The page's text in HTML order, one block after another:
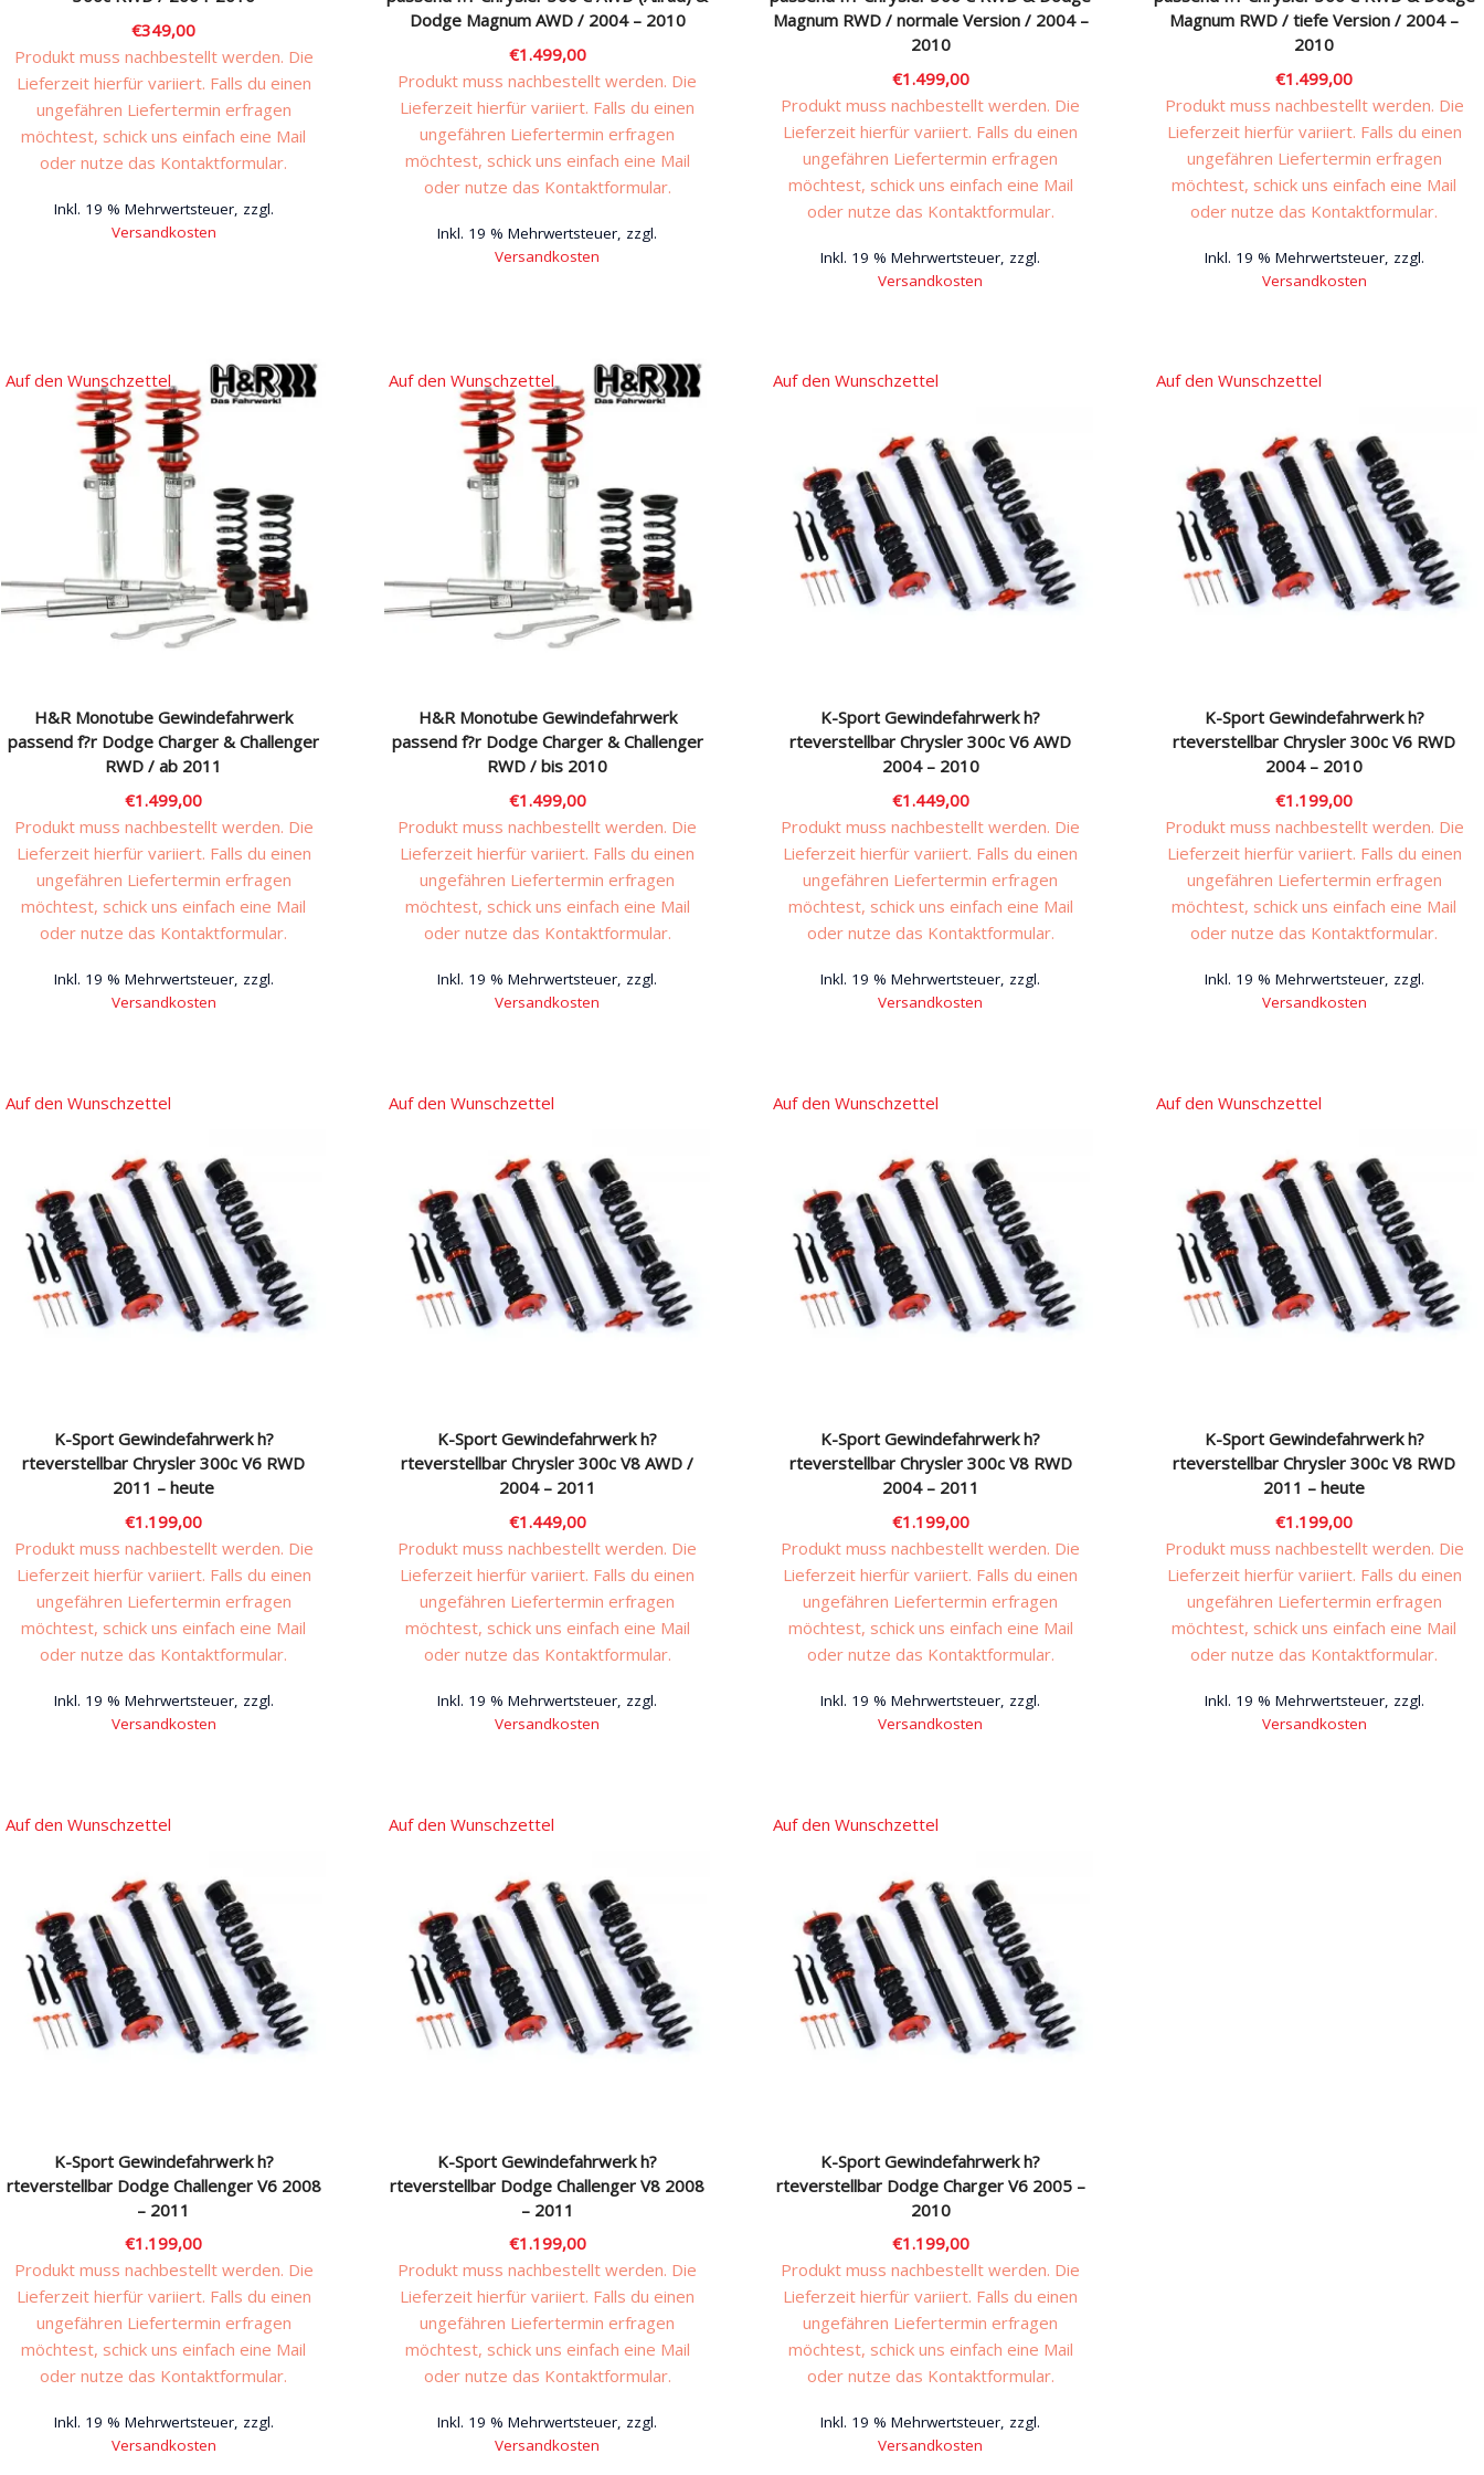
€349,00
Produkt muss nachbestellt werden. Die
Lieferzeit hierfür variiert. Falls du einen
ungefähren Liefertermin erfragen
möchtest, schick uns einfach eine Mail
oder nutze das Kontaktformular.
Inkl. 19 % Mehrwertsteuer, zzgl.
Versandkosten
Dodge Magnum AWD / 2004 – 2010
€1.499,00
Produkt muss nachbestellt werden. Die
Lieferzeit hierfür variiert. Falls du einen
ungefähren Liefertermin erfragen
möchtest, schick uns einfach eine Mail
oder nutze das Kontaktformular.
Inkl. 19 % Mehrwertsteuer, zzgl.
Versandkosten
Magnum RWD / normale Version / 2004 –
2010
€1.499,00
Produkt muss nachbestellt werden. Die
Lieferzeit hierfür variiert. Falls du einen
ungefähren Liefertermin erfragen
möchtest, schick uns einfach eine Mail
oder nutze das Kontaktformular.
Inkl. 19 % Mehrwertsteuer, zzgl.
Versandkosten
Magnum RWD / tiefe Version / 2004 –
2010
€1.499,00
Produkt muss nachbestellt werden. Die
Lieferzeit hierfür variiert. Falls du einen
ungefähren Liefertermin erfragen
möchtest, schick uns einfach eine Mail
oder nutze das Kontaktformular.
Inkl. 19 % Mehrwertsteuer, zzgl.
Versandkosten
H&R Monotube Gewindefahrwerk
passend f?r Dodge Charger & Challenger
RWD / ab 2011
€1.499,00
Produkt muss nachbestellt werden. Die
Lieferzeit hierfür variiert. Falls du einen
ungefähren Liefertermin erfragen
möchtest, schick uns einfach eine Mail
oder nutze das Kontaktformular.
Inkl. 19 % Mehrwertsteuer, zzgl.
Versandkosten
Auf den Wunschzettel
H&R Monotube Gewindefahrwerk
passend f?r Dodge Charger & Challenger
RWD / bis 2010
€1.499,00
Produkt muss nachbestellt werden. Die
Lieferzeit hierfür variiert. Falls du einen
ungefähren Liefertermin erfragen
möchtest, schick uns einfach eine Mail
oder nutze das Kontaktformular.
Inkl. 19 % Mehrwertsteuer, zzgl.
Versandkosten
Auf den Wunschzettel
K-Sport Gewindefahrwerk h?
rteverstellbar Chrysler 300c V6 AWD
2004 – 2010
€1.449,00
Produkt muss nachbestellt werden. Die
Lieferzeit hierfür variiert. Falls du einen
ungefähren Liefertermin erfragen
möchtest, schick uns einfach eine Mail
oder nutze das Kontaktformular.
Inkl. 19 % Mehrwertsteuer, zzgl.
Versandkosten
Auf den Wunschzettel
K-Sport Gewindefahrwerk h?
rteverstellbar Chrysler 300c V6 RWD
2004 – 2010
€1.199,00
Produkt muss nachbestellt werden. Die
Lieferzeit hierfür variiert. Falls du einen
ungefähren Liefertermin erfragen
möchtest, schick uns einfach eine Mail
oder nutze das Kontaktformular.
Inkl. 19 % Mehrwertsteuer, zzgl.
Versandkosten
Auf den Wunschzettel
K-Sport Gewindefahrwerk h?
rteverstellbar Chrysler 300c V6 RWD
2011 – heute
€1.199,00
Produkt muss nachbestellt werden. Die
Lieferzeit hierfür variiert. Falls du einen
ungefähren Liefertermin erfragen
möchtest, schick uns einfach eine Mail
oder nutze das Kontaktformular.
Inkl. 19 % Mehrwertsteuer, zzgl.
Versandkosten
Auf den Wunschzettel
K-Sport Gewindefahrwerk h?
rteverstellbar Chrysler 300c V8 AWD /
2004 – 2011
€1.449,00
Produkt muss nachbestellt werden. Die
Lieferzeit hierfür variiert. Falls du einen
ungefähren Liefertermin erfragen
möchtest, schick uns einfach eine Mail
oder nutze das Kontaktformular.
Inkl. 19 % Mehrwertsteuer, zzgl.
Versandkosten
Auf den Wunschzettel
K-Sport Gewindefahrwerk h?
rteverstellbar Chrysler 300c V8 RWD
2004 – 2011
€1.199,00
Produkt muss nachbestellt werden. Die
Lieferzeit hierfür variiert. Falls du einen
ungefähren Liefertermin erfragen
möchtest, schick uns einfach eine Mail
oder nutze das Kontaktformular.
Inkl. 19 % Mehrwertsteuer, zzgl.
Versandkosten
Auf den Wunschzettel
K-Sport Gewindefahrwerk h?
rteverstellbar Chrysler 300c V8 RWD
2011 – heute
€1.199,00
Produkt muss nachbestellt werden. Die
Lieferzeit hierfür variiert. Falls du einen
ungefähren Liefertermin erfragen
möchtest, schick uns einfach eine Mail
oder nutze das Kontaktformular.
Inkl. 19 % Mehrwertsteuer, zzgl.
Versandkosten
Auf den Wunschzettel
K-Sport Gewindefahrwerk h?
rteverstellbar Dodge Challenger V6 2008
– 2011
€1.199,00
Produkt muss nachbestellt werden. Die
Lieferzeit hierfür variiert. Falls du einen
ungefähren Liefertermin erfragen
möchtest, schick uns einfach eine Mail
oder nutze das Kontaktformular.
Inkl. 19 % Mehrwertsteuer, zzgl.
Versandkosten
Auf den Wunschzettel
K-Sport Gewindefahrwerk h?
rteverstellbar Dodge Challenger V8 2008
– 2011
€1.199,00
Produkt muss nachbestellt werden. Die
Lieferzeit hierfür variiert. Falls du einen
ungefähren Liefertermin erfragen
möchtest, schick uns einfach eine Mail
oder nutze das Kontaktformular.
Inkl. 19 % Mehrwertsteuer, zzgl.
Versandkosten
Auf den Wunschzettel
K-Sport Gewindefahrwerk h?
rteverstellbar Dodge Charger V6 2005 –
2010
€1.199,00
Produkt muss nachbestellt werden. Die
Lieferzeit hierfür variiert. Falls du einen
ungefähren Liefertermin erfragen
möchtest, schick uns einfach eine Mail
oder nutze das Kontaktformular.
Inkl. 19 % Mehrwertsteuer, zzgl.
Versandkosten
Auf den Wunschzettel